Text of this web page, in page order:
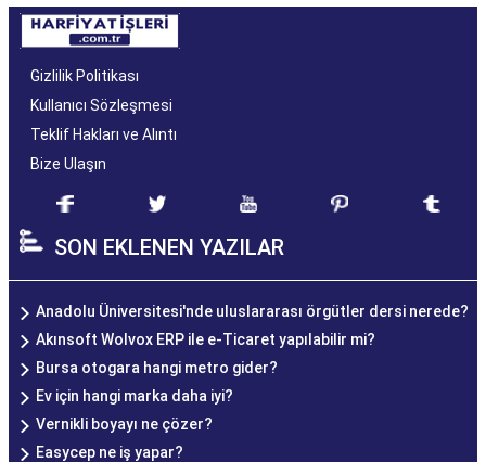
Gizlilik Politikası
Kullanıcı Sözleşmesi
Teklif Hakları ve Alıntı
Bize Ulaşın
SON EKLENEN YAZILAR
Anadolu Üniversitesi'nde uluslararası örgütler dersi nerede?
Akınsoft Wolvox ERP ile e-Ticaret yapılabilir mi?
Bursa otogara hangi metro gider?
Ev için hangi marka daha iyi?
Vernikli boyayı ne çözer?
Easycep ne iş yapar?